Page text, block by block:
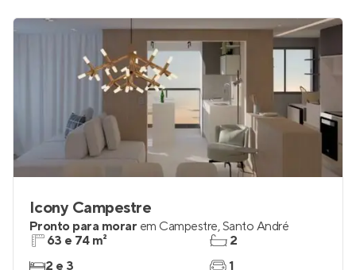
Icony Campestre
Pronto para morar em Campestre,Santo André
63 e 74 m²
2 e 3
2
1